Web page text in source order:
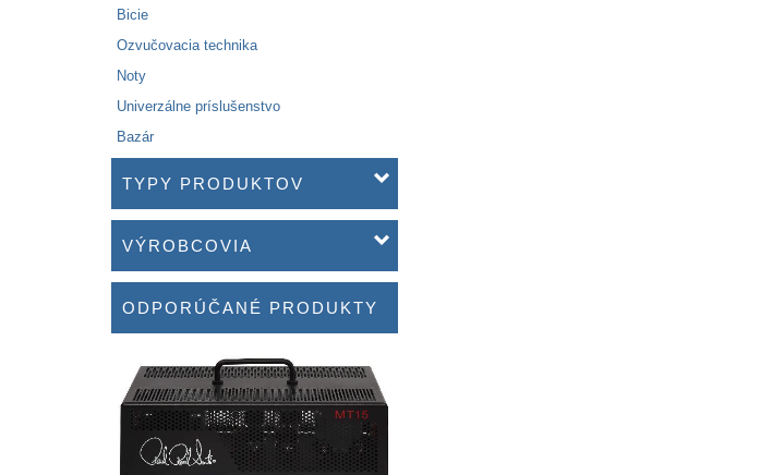
Bicie
Ozvučovacia technika
Noty
Univerzálne príslušenstvo
Bazár
TYPY PRODUKTOV
VÝROBCOVIA
ODPORÚČANÉ PRODUKTY